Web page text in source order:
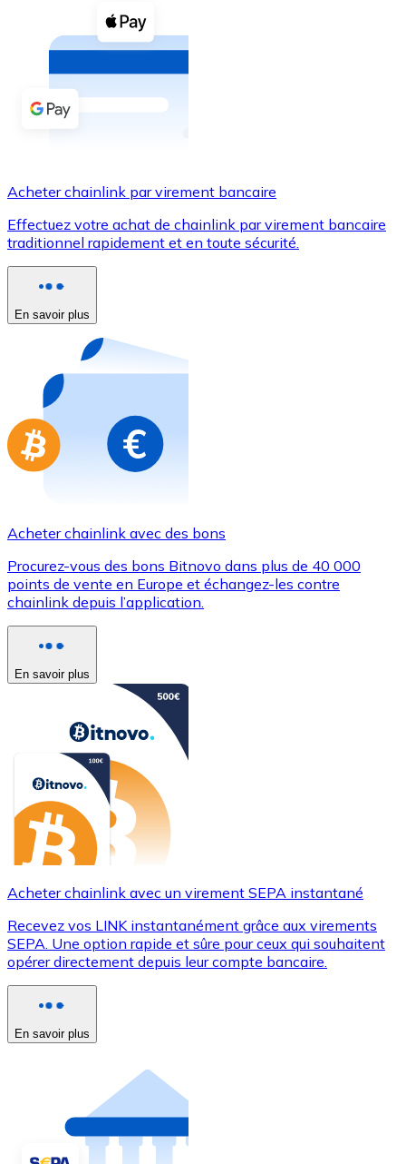
Coupons crypto
Achetez des cryptomonnaies en espèces et d'autres
Acheter avec espèces
Virement SEPA
Utilisez les cartes Visa et Mastercard pour acheter
Acheter avec carte
Nouveau
Achetez des cartes-cadeaux de vos marques
Aller à la boutique de cartes-cadeaux
Acheter chainlink par virement bancaire
Effectuez votre achat de chainlink par virement bancaire
traditionnel rapidement et en toute sécurité.
En savoir plus
Acheter chainlink avec des bons
Procurez-vous des bons Bitnovo dans plus de 40 000
points de vente en Europe et échangez-les contre
chainlink depuis l’application.
En savoir plus
Acheter chainlink avec un virement SEPA instantané
Recevez vos LINK instantanément grâce aux virements
SEPA. Une option rapide et sûre pour ceux qui souhaitent
opérer directement depuis leur compte bancaire.
En savoir plus